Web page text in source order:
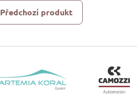
Předchozí produkt